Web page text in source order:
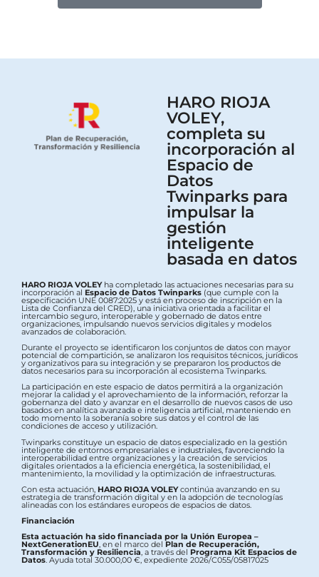
HARO RIOJA
VOLEY,
completa su
incorporación al
Espacio de
Datos
Twinparks para
impulsar la
gestión
inteligente
basada en datos
HARO RIOJA VOLEYha completado las actuaciones necesarias para su
incorporación al Espacio de Datos Twinparks (que cumple con la
especificación UNE 0087:2025 y está en proceso de inscripción en la
Lista de Confianza del CRED), una iniciativa orientada a facilitar el
intercambio seguro, interoperable y gobernado de datos entre
organizaciones, impulsando nuevos servicios digitales y modelos
avanzados de colaboración.
Durante el proyecto se identificaron los conjuntos de datos con mayor
potencial de compartición, se analizaron los requisitos técnicos, jurídicos
y organizativos para su integración y se prepararon los productos de
datos necesarios para su incorporación al ecosistema Twinparks.
La participación en este espacio de datos permitirá a la organización
mejorar la calidad y el aprovechamiento de la información, reforzar la
gobernanza del dato y avanzar en el desarrollo de nuevos casos de uso
basados en analítica avanzada e inteligencia artificial, manteniendo en
todo momento la soberanía sobre sus datos y el control de las
condiciones de acceso y utilización.
Twinparks constituye un espacio de datos especializado en la gestión
inteligente de entornos empresariales e industriales, favoreciendo la
interoperabilidad entre organizaciones y la creación de servicios
digitales orientados a la eficiencia energética, la sostenibilidad, el
mantenimiento, la movilidad y la optimización de infraestructuras.
Con esta actuación, HARO RIOJA VOLEYcontinúa avanzando en su
estrategia de transformación digital y en la adopción de tecnologías
alineadas con los estándares europeos de espacios de datos.
Financiación
Esta actuación ha sido financiada por la Unión Europea –
NextGenerationEU, en el marco del Plan de Recuperación,
Transformación y Resiliencia, a través del Programa Kit Espacios de
Datos. Ayuda total 30.000,00 €, expediente 2026/C055/05817025